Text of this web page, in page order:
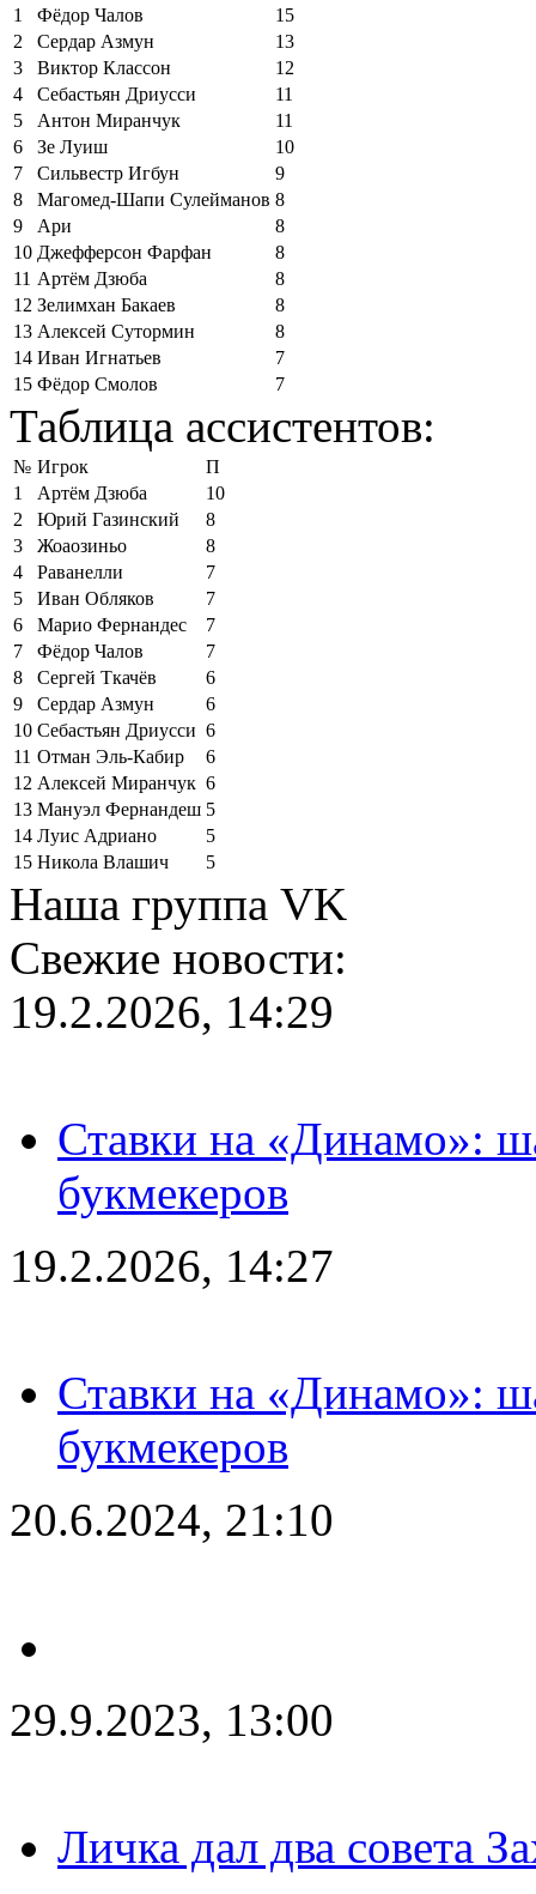
1
Фёдор Чалов
15
2
Сердар Азмун
13
3
Виктор Классон
12
4
Себастьян Дриусси
11
5
Антон Миранчук
11
6
Зе Луиш
10
7
Сильвестр Игбун
9
8
Магомед-Шапи Сулейманов 8
9
Ари
8
10 Джефферсон Фарфан
8
11 Артём Дзюба
8
12 Зелимхан Бакаев
8
13 Алексей Сутормин
8
14 Иван Игнатьев
7
15 Фёдор Смолов 7
Таблица ассистентов:
№ Игрок
П
1
Артём Дзюба
10
2
Юрий Газинский
8
3
Жоаозиньо
8
4
Раванелли
7
5
Иван Обляков
7
6
Марио Фернандес
7
7
Фёдор Чалов
7
8
Сергей Ткачёв
6
9
Сердар Азмун
6
10 Себастьян Дриусси 6
11 Отман Эль-Кабир
6
12 Алексей Миранчук 6
13 Мануэл Фернандеш 5
14 Луис Адриано
5
15 Никола Влашич 5
Наша группа VK
Свежие новости:
19.2.2026, 14:29
Ставки на «Динамо»:
букмекеров
19.2.2026, 14:27
Ставки на «Динамо»:
букмекеров
20.6.2024, 21:10
29.9.2023, 13:00
Личка дал два совета